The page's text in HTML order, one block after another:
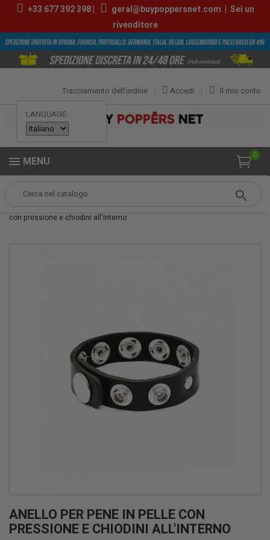
+33 677 392 398| geral@buypoppersnet.com | Sei un
rivenditore
LANGUAGE:
Il mio conto
Accedi
Tracciamento dell’ordine
0
MENU
Anello per pene in pelle
con pressione e chiodini all'interno
ANELLO PER PENE IN PELLE CON
PRESSIONE E CHIODINI ALL'INTERNO